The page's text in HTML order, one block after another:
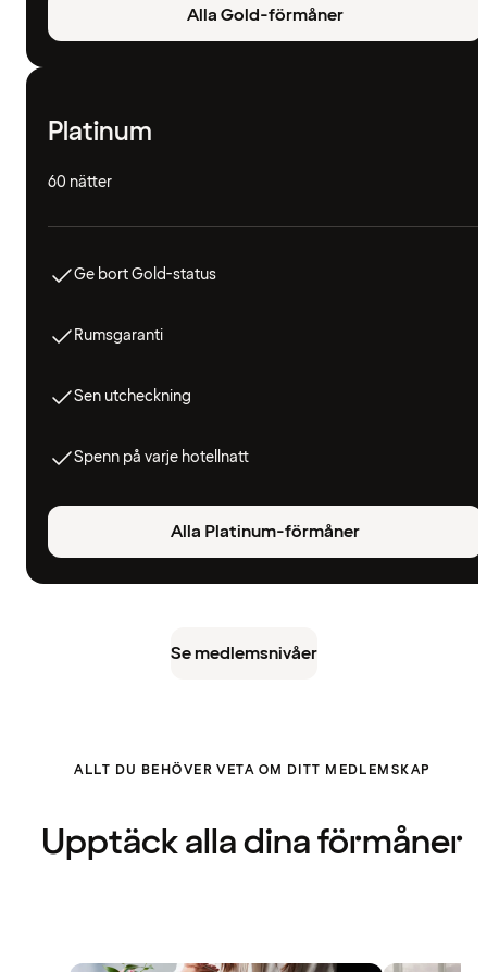
Alla Gold-förmåner
Platinum
60 nätter
Ge bort Gold-status
Rumsgaranti
Sen utcheckning
Spenn på varje hotellnatt
Alla Platinum-förmåner
Se medlemsnivåer
ALLT DU BEHÖVER VETA OM DITT MEDLEMSKAP
Upptäck alla dina förmåner